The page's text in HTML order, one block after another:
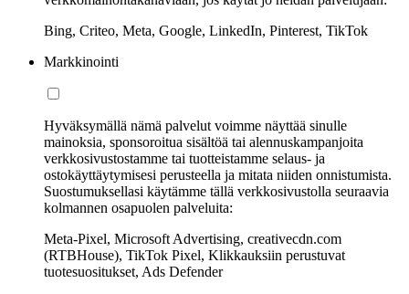
Bing, Criteo, Meta, Google, LinkedIn, Pinterest, TikTok
Markkinointi
Hyväksymällä nämä palvelut voimme näyttää sinulle
mainoksia, sponsoroitua sisältöä tai alennuskampanjoita
verkkosivustostamme tai tuotteistamme selaus- ja
ostokäyttäytymisesi perusteella ja mitata niiden onnistumista.
Suostumuksellasi käytämme tällä verkkosivustolla seuraavia
kolmannen osapuolen palveluita:
Meta-Pixel, Microsoft Advertising, creativecdn.com
(RTBHouse), TikTok Pixel, Klikkauksiin perustuvat
tuotesuositukset, Ads Defender